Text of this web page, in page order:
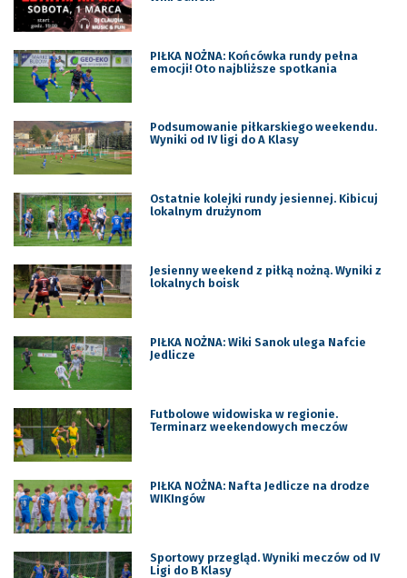
PIŁKA NOŻNA: Końcówka rundy pełna
emocji! Oto najbliższe spotkania
Podsumowanie piłkarskiego weekendu.
Wyniki od IV ligi do A Klasy
Ostatnie kolejki rundy jesiennej. Kibicuj
lokalnym drużynom
Jesienny weekend z piłką nożną. Wyniki z
lokalnych boisk
PIŁKA NOŻNA: Wiki Sanok ulega Nafcie
Jedlicze
Futbolowe widowiska w regionie.
Terminarz weekendowych meczów
PIŁKA NOŻNA: Nafta Jedlicze na drodze
WIKIngów
Sportowy przegląd. Wyniki meczów od IV
Ligi do B Klasy